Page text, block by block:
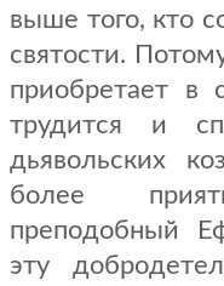
выше того, кто
святости.
приобретает в
трудится и
дьявольских
более
преподобный
эту